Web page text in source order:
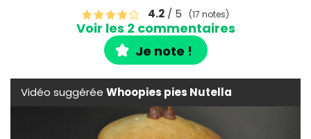
4.2 / 5 (17 notes)
Voir les 2 commentaires
Je note !
Vidéo suggérée Whoopies pies Nutella